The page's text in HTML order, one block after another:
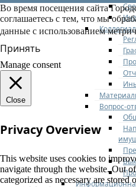
Вопрос-
Во время посещения сайта
соглашаетесь с тем, что мы
данные с использованием
Принять
Manage consent
Close
Privacy Overview
This website uses cookies to
navigate through the website. Out
categorized as necessary are stored